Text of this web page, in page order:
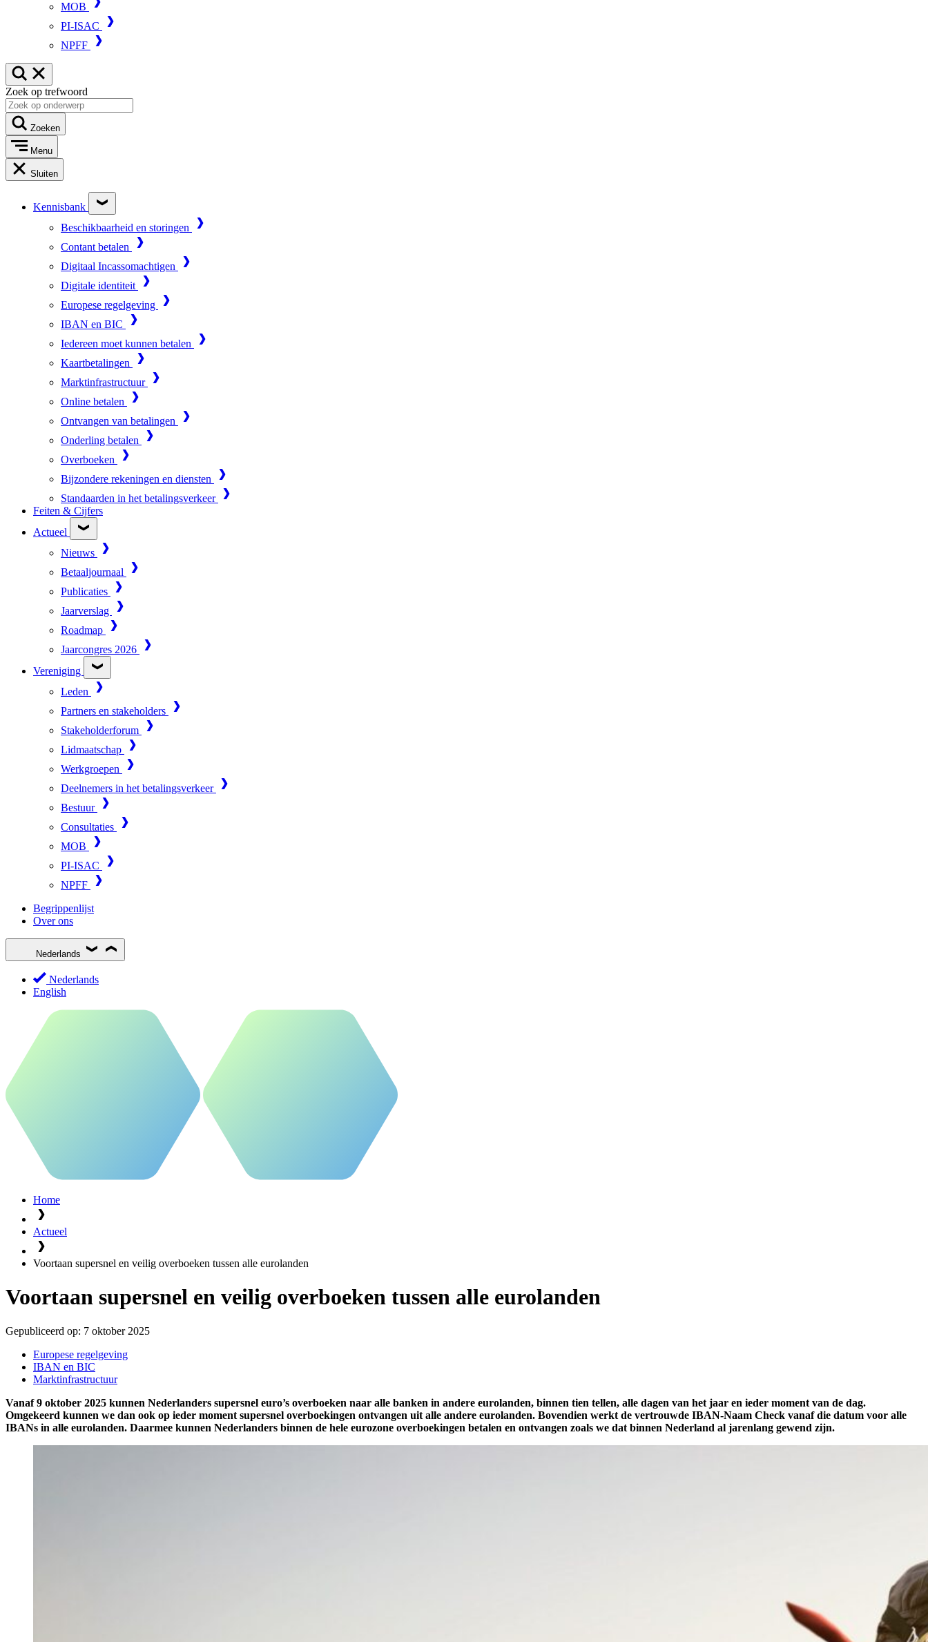
MOB
PI-ISAC
NPFF
Zoek op trefwoord
Zoeken
Menu
Sluiten
Kennisbank
Beschikbaarheid en storingen
Contant betalen
Digitaal Incassomachtigen
Digitale identiteit
Europese regelgeving
IBAN en BIC
Iedereen moet kunnen betalen
Kaartbetalingen
Marktinfrastructuur
Online betalen
Ontvangen van betalingen
Onderling betalen
Overboeken
Bijzondere rekeningen en diensten
Standaarden in het betalingsverkeer
Feiten & Cijfers
Actueel
Nieuws
Betaaljournaal
Publicaties
Jaarverslag
Roadmap
Jaarcongres 2026
Vereniging
Leden
Partners en stakeholders
Stakeholderforum
Lidmaatschap
Werkgroepen
Deelnemers in het betalingsverkeer
Bestuur
Consultaties
MOB
PI-ISAC
NPFF
Begrippenlijst
Over ons
Nederlands
Nederlands
English
Home
Actueel
Voortaan supersnel en veilig overboeken tussen alle eurolanden
Voortaan supersnel en veilig overboeken tussen alle eurolanden
Gepubliceerd op: 7 oktober 2025
Europese regelgeving
IBAN en BIC
Marktinfrastructuur
Vanaf 9 oktober 2025 kunnen Nederlanders supersnel euro’s overboeken naar alle banken in andere eurolanden, binnen tien tellen, alle dagen van het jaar en ieder moment van de dag.
Omgekeerd kunnen we dan ook op ieder moment supersnel overboekingen ontvangen uit alle andere eurolanden. Bovendien werkt de vertrouwde IBAN-Naam Check vanaf die datum voor alle
IBANs in alle eurolanden. Daarmee kunnen Nederlanders binnen de hele eurozone overboekingen betalen en ontvangen zoals we dat binnen Nederland al jarenlang gewend zijn.